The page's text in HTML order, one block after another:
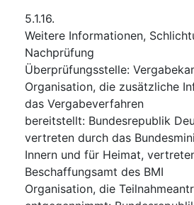
5.1.16.
Weitere Informationen,
Nachprüfung
Überprüfungsstelle:
Organisation, die zusätzliche
das Vergabeverfahren
bereitstellt: Bundesrepublik
vertreten durch das
Innern und für Heimat,
Beschaffungsamt des BMI
Organisation, die